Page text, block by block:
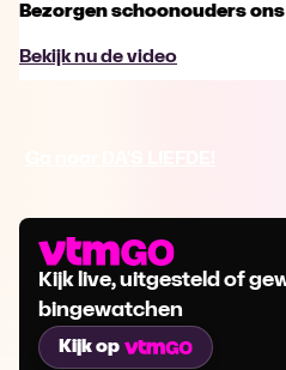
Bezorgen schoonouders
Bekijk nu de video
Kijk live, uitgesteld of
bingewatchen
Kijk op